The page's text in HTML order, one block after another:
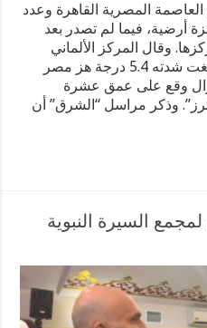
المصرية القاهرة وعدد
أرضية، فيما لم تصدر بعد
و⁠قال ‌المركز ​الألماني
⁠لأبحاث علوم ⁠الأرض إن زلزالاً ​بلغت شدته ⁠5.4 ​درجة ​هز ‌مصر ​
‌وقع على ‌عمق عشرة
وذكر مراسل “الشرق” أن
السيرة النبوية